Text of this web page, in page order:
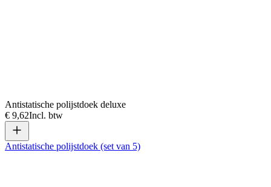
Antistatische polijstdoek deluxe
€ 9,62Incl. btw
Antistatische polijstdoek (set van 5)